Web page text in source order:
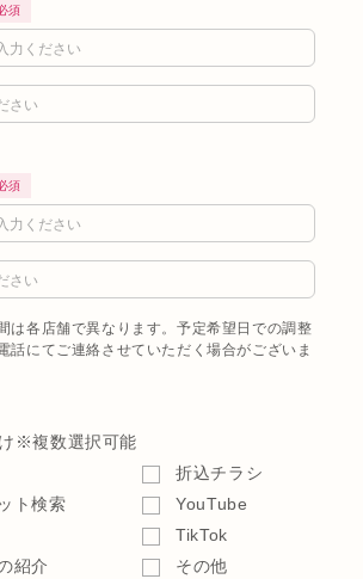
須
須
は各店舗で異なります。予定希望日での調整
話にてご連絡させていただく場合がございま
※複数選択可能
折込チラシ
ト検索
YouTube
TikTok
紹介
その他